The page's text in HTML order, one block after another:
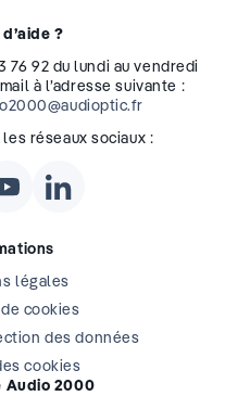
?
76 92 du lundi au vendredi
à l’adresse suivante :
réseaux sociaux :
légales
cookies
des données
cookies
Audio 2000